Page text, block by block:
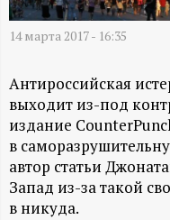
Д
Н
-
и
14 марта 2017 - 16:35
Антироссийская
выходит из-под
издание
в
автор статьи
Запад из-за такой
в никуда.